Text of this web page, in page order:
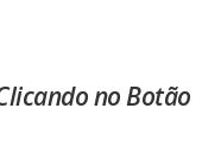
no Botão